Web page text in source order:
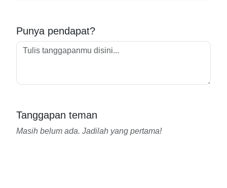
Punya pendapat?
Tanggapan teman
Masih belum ada. Jadilah yang pertama!